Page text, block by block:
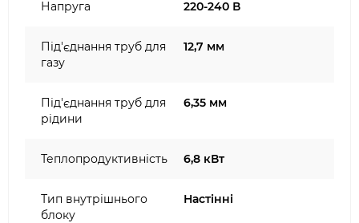
Напруга 220-240 В
Під'єднання труб для
газу
12,7 мм
Під'єднання труб для
рідини
6,35 мм
Теплопродуктивність 6,8 кВт
Тип внутрішнього
блоку
Настінні